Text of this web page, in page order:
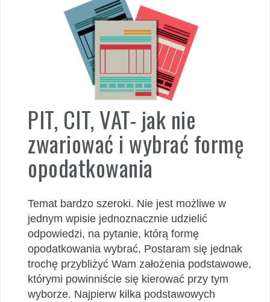
PIT, CIT, VAT- jak nie
zwariować i wybrać formę
opodatkowania
Temat bardzo szeroki. Nie jest możliwe w
jednym wpisie jednoznacznie udzielić
odpowiedzi, na pytanie, którą formę
opodatkowania wybrać. Postaram się jednak
trochę przybliżyć Wam założenia podstawowe,
którymi powinniście się kierować przy tym
wyborze. Najpierw kilka podstawowych